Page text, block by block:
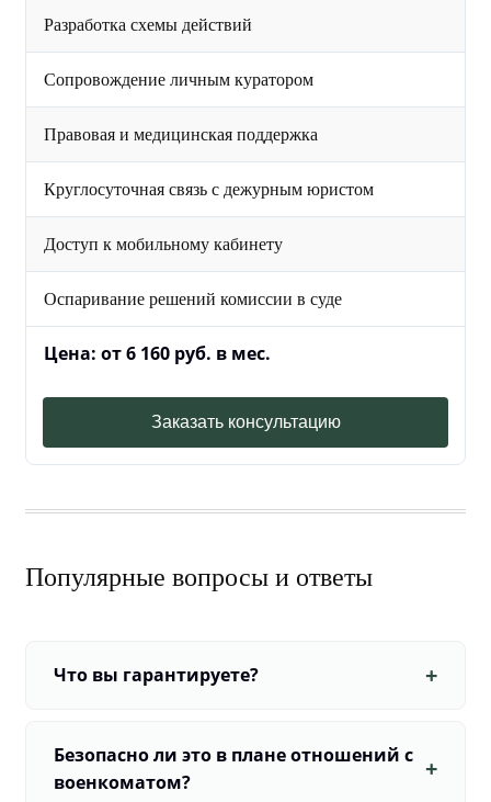
Разработка схемы действий
Сопровождение личным куратором
Правовая и медицинская поддержка
Круглосуточная связь с дежурным юристом
Доступ к мобильному кабинету
Оспаривание решений комиссии в суде
Цена: от 6 160 руб. в мес.
Заказать консультацию
Популярные вопросы и ответы
Что вы гарантируете?
Безопасно ли это в плане отношений с
военкоматом?